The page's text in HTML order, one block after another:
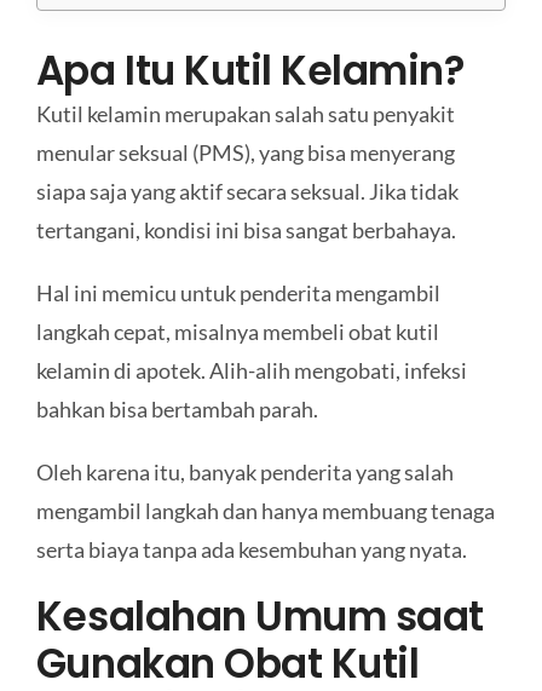
Apa Itu Kutil Kelamin?
Kutil kelamin merupakan salah satu penyakit
menular seksual (PMS), yang bisa menyerang
siapa saja yang aktif secara seksual. Jika tidak
tertangani, kondisi ini bisa sangat berbahaya.
Hal ini memicu untuk penderita mengambil
langkah cepat, misalnya membeli obat kutil
kelamin di apotek. Alih-alih mengobati, infeksi
bahkan bisa bertambah parah.
Oleh karena itu, banyak penderita yang salah
mengambil langkah dan hanya membuang tenaga
serta biaya tanpa ada kesembuhan yang nyata.
Kesalahan Umum saat
Gunakan Obat Kutil